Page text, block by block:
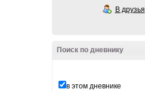
В друзья
Поиск по дневнику
в этом дневнике